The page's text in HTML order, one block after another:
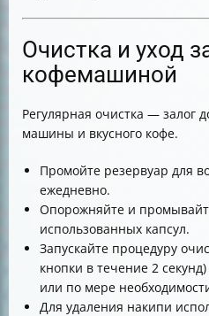
Очистка и уход
кофемашиной
Регулярная очистка — залог
машины и вкусного кофе.
Промойте резервуар для
ежедневно.
Опорожняйте и
использованных капсул.
Запускайте процедуру
кнопки в течение 2
или по мере
Для удаления накипи